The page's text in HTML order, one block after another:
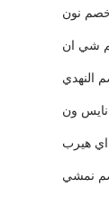
نون
شي ان
النهدي
ون
هيرب
نمشي